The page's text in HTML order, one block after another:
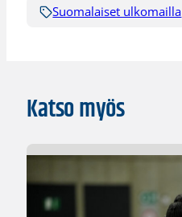
Suomalaiset ulkomailla
Katso myös